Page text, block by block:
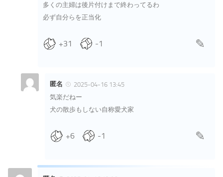
多くの主婦は後片付けまで終わってるわ
必ず自分らを正当化
+31 -1
匿名
2025-04-16 13:45
気楽だねー
犬の散歩もしない自称愛犬家
+6 -1